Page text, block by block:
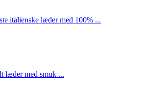
italienske læder med 100% ...
læder med smuk ...